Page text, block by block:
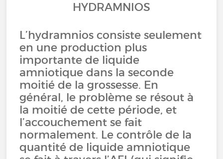
HYDRAMNIOS
L’hydramnios consiste seulement
en une production plus
importante de liquide
amniotique dans la seconde
moitié de la grossesse. En
général, le problème se résout à
la moitié de cette période, et
l’accouchement se fait
normalement. Le contrôle de la
quantité de liquide amniotique